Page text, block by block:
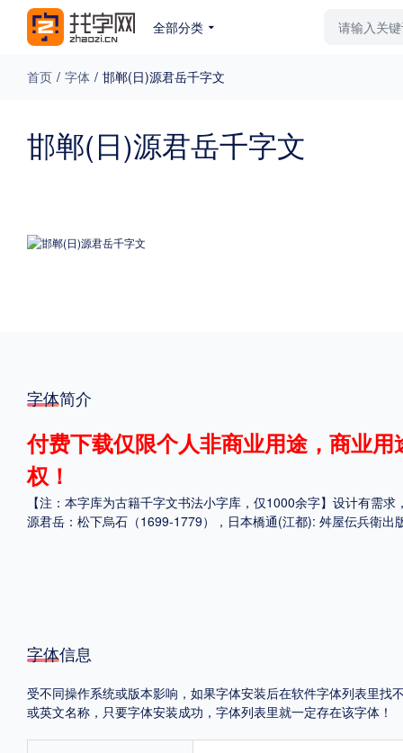
全部分类
免费下载 收费下载 更多
格式
.TTF
POP字体下载
首页 / 字体 / 邯郸(日)源君岳千字文
邯郸(日)源君岳千字文
字体简介
付费下载仅限个人非商业用途，商业
权！
【注：本字库为古籍千字文书法小字库，仅1000余字】设计有需求
源君岳：松下烏石（1699-1779），日本橋通(江都): 舛屋伝兵衛出
字体信息
受不同操作系统或版本影响，如果字体安装后在软件字体列表里
或英文名称，只要字体安装成功，字体列表里就一定存在该字体！